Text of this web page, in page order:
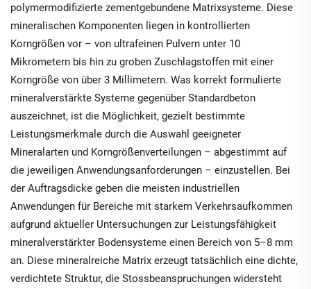
polymermodifizierte zementgebundene Matrixsysteme. Diese
mineralischen Komponenten liegen in kontrollierten
Korngrößen vor – von ultrafeinen Pulvern unter 10
Mikrometern bis hin zu groben Zuschlagstoffen mit einer
Korngröße von über 3 Millimetern. Was korrekt formulierte
mineralverstärkte Systeme gegenüber Standardbeton
auszeichnet, ist die Möglichkeit, gezielt bestimmte
Leistungsmerkmale durch die Auswahl geeigneter
Mineralarten und Korngrößenverteilungen – abgestimmt auf
die jeweiligen Anwendungsanforderungen – einzustellen. Bei
der Auftragsdicke geben die meisten industriellen
Anwendungen für Bereiche mit starkem Verkehrsaufkommen
aufgrund aktueller Untersuchungen zur Leistungsfähigkeit
mineralverstärkter Bodensysteme einen Bereich von 5–8 mm
an. Diese mineralreiche Matrix erzeugt tatsächlich eine dichte,
verdichtete Struktur, die Stossbeanspruchungen widersteht